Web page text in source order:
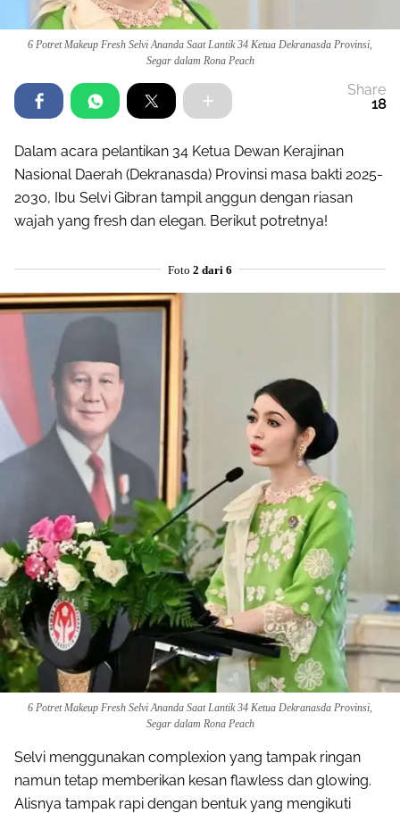
6 Potret Makeup Fresh Selvi Ananda Saat Lantik 34 Ketua Dekranasda Provinsi,
Segar dalam Rona Peach
Share
18
Dalam acara pelantikan 34 Ketua Dewan Kerajinan
Nasional Daerah (Dekranasda) Provinsi masa bakti 2025-
2030, Ibu Selvi Gibran tampil anggun dengan riasan
wajah yang fresh dan elegan. Berikut potretnya!
Foto 2 dari 6
6 Potret Makeup Fresh Selvi Ananda Saat Lantik 34 Ketua Dekranasda Provinsi,
Segar dalam Rona Peach
Selvi menggunakan complexion yang tampak ringan
namun tetap memberikan kesan flawless dan glowing.
Alisnya tampak rapi dengan bentuk yang mengikuti